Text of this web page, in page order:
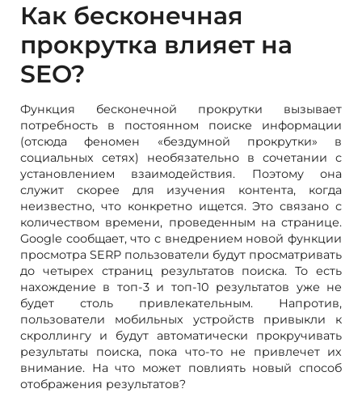
Как бесконечная
прокрутка влияет на
SEO?
Функция бесконечной прокрутки вызывает
потребность в постоянном поиске информации
(отсюда феномен «бездумной прокрутки» в
социальных сетях) необязательно в сочетании с
установлением взаимодействия. Поэтому она
служит скорее для изучения контента, когда
неизвестно, что конкретно ищется. Это связано с
количеством времени, проведенным на странице.
Google сообщает, что с внедрением новой функции
просмотра SERP пользователи будут просматривать
до четырех страниц результатов поиска. То есть
нахождение в топ-3 и топ-10 результатов уже не
будет столь привлекательным. Напротив,
пользователи мобильных устройств привыкли к
скроллингу и будут автоматически прокручивать
результаты поиска, пока что-то не привлечет их
внимание. На что может повлиять новый способ
отображения результатов?